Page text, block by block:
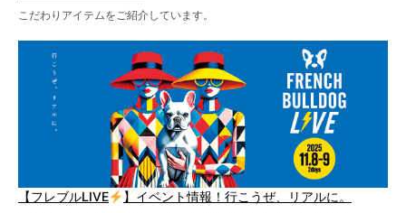
こだわりアイテムをご紹介しています。
【フレブルLIVE 】イベント情報！行こうぜ、リアルに。